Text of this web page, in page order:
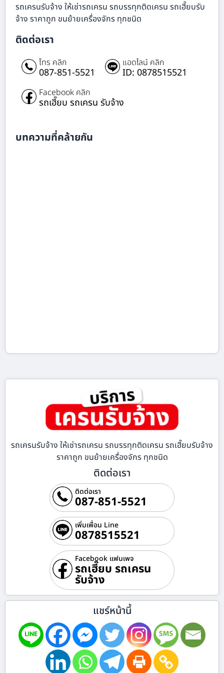
รถเครนรับจ้าง ให้เช่ารถเครน รถบรรทุกติดเครน รถเฮี๊ยบรับ
จ้าง ราคาถูก ขนย้ายเครื่องจักร ทุกชนิด
ติดต่อเรา
โทร คลิก
087-851-5521
แอดไลน์ คลิก
ID: 0878515521
Facebook คลิก
รถเฮี๊ยบ รถเครน รับจ้าง
บทความที่คล้ายกัน
รถเครนรับจ้าง ให้เช่ารถเครน รถบรรทุกติดเครน รถเฮี๊ยบรับจ้าง
ราคาถูก ขนย้ายเครื่องจักร ทุกชนิด
ติดต่อเรา
ติดต่อเรา
087-851-5521
เพิ่มเพื่อน Line
0878515521
Facebook แฟนเพจ
รถเฮี๊ยบ รถเครน
รับจ้าง
แชร์หน้านี้